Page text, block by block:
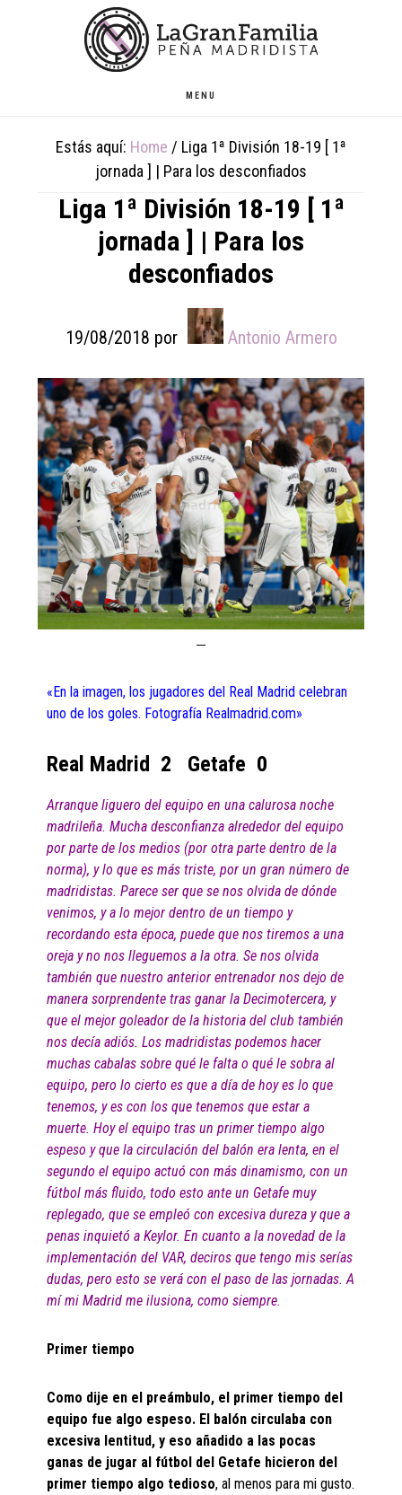
MENU
Estás aquí: Home / Liga 1ª División 18-19 [ 1ª
jornada ] | Para los desconfiados
Liga 1ª División 18-19 [ 1ª
jornada ] | Para los
desconfiados
19/08/2018 por Antonio Armero
«En la imagen, los jugadores del Real Madrid celebran
uno de los goles. Fotografía Realmadrid.com»
Real Madrid 2 Getafe 0
Arranque liguero del equipo en una calurosa noche
madrileña. Mucha desconfianza alrededor del equipo
por parte de los medios (por otra parte dentro de la
norma), y lo que es más triste, por un gran número de
madridistas. Parece ser que se nos olvida de dónde
venimos, y a lo mejor dentro de un tiempo y
recordando esta época, puede que nos tiremos a una
oreja y no nos lleguemos a la otra. Se nos olvida
también que nuestro anterior entrenador nos dejo de
manera sorprendente tras ganar la Decimotercera, y
que el mejor goleador de la historia del club también
nos decía adiós. Los madridistas podemos hacer
muchas cabalas sobre qué le falta o qué le sobra al
equipo, pero lo cierto es que a día de hoy es lo que
tenemos, y es con los que tenemos que estar a
muerte. Hoy el equipo tras un primer tiempo algo
espeso y que la circulación del balón era lenta, en el
segundo el equipo actuó con más dinamismo, con un
fútbol más fluido, todo esto ante un Getafe muy
replegado, que se empleó con excesiva dureza y que a
penas inquietó a Keylor. En cuanto a la novedad de la
implementación del VAR, deciros que tengo mis serías
dudas, pero esto se verá con el paso de las jornadas. A
mí mi Madrid me ilusiona, como siempre.
Primer tiempo
Como dije en el preámbulo, el primer tiempo del
equipo fue algo espeso. El balón circulaba con
excesiva lentitud, y eso añadido a las pocas
ganas de jugar al fútbol del Getafe hicieron del
primer tiempo algo tedioso, al menos para mi gusto.